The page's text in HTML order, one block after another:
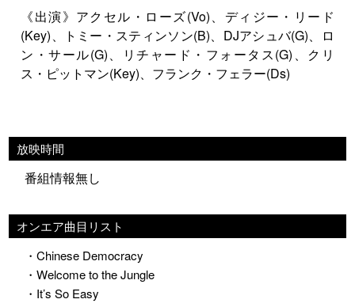
《出演》アクセル・ローズ(Vo)、ディジー・リード
(Key)、トミー・スティンソン(B)、DJアシュバ(G)、ロ
ン・サール(G)、リチャード・フォータス(G)、クリ
ス・ピットマン(Key)、フランク・フェラー(Ds)
放映時間
番組情報無し
オンエア曲目リスト
・Chinese Democracy
・Welcome to the Jungle
・It’s So Easy